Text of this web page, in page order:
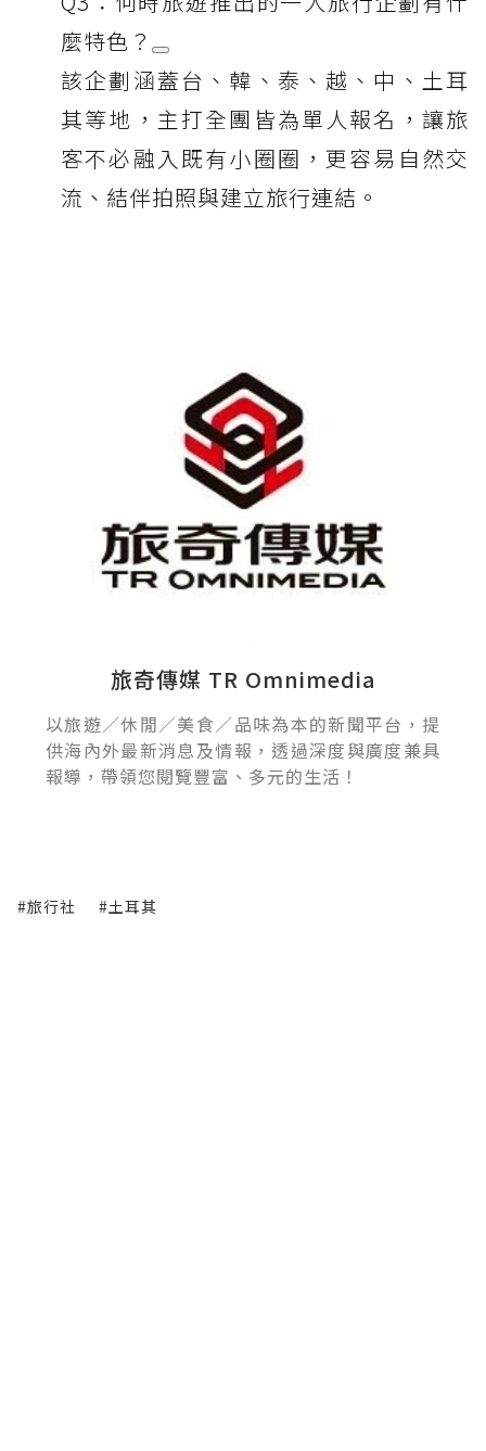
麼特色？
該企劃涵蓋台、韓、泰、越、中、土耳
其等地，主打全團皆為單人報名，讓旅
客不必融入既有小圈圈，更容易自然交
流、結伴拍照與建立旅行連結。
旅奇傳媒 TR Omnimedia
以旅遊／休閒／美食／品味為本的新聞平台，提
供海內外最新消息及情報，透過深度與廣度兼具
報導，帶領您閱覽豐富、多元的生活！
#旅行社 #土耳其